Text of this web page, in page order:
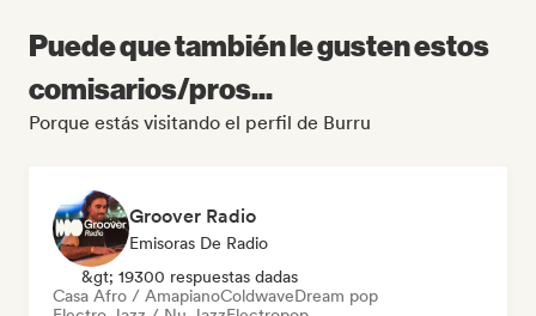
Puede que también le gusten estos
comisarios/pros...
Porque estás visitando el perfil de Burru
Groover Radio
Emisoras De Radio
&gt; 19300 respuestas dadas
Casa Afro / AmapianoColdwaveDream pop